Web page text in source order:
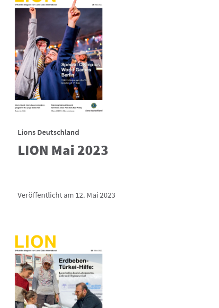
Lions Deutschland
LION Mai 2023
Veröffentlicht am 12. Mai 2023